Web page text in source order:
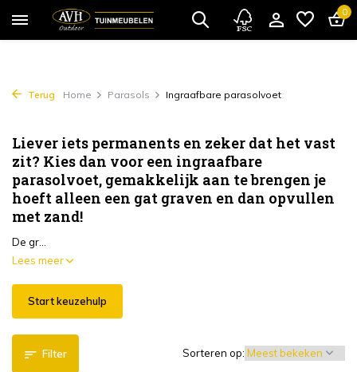
0
Terug Home Parasols Ingraafbare parasolvoet
Liever iets permanents en zeker dat het vast
zit? Kies dan voor een ingraafbare
parasolvoet, gemakkelijk aan te brengen je
hoeft alleen een gat graven en dan opvullen
met zand!
De gr...
Lees meer
Start keuzehulp
Filter Sorteren op: